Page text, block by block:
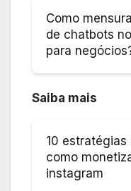
Como
de chatbots
para
Saiba mais
10
como
instagram